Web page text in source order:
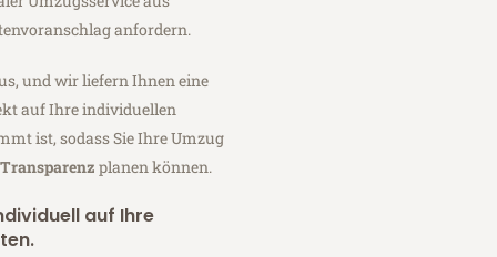
anfordern.
und wir liefern Ihnen eine
auf Ihre individuellen
ist, sodass Sie Ihre Umzug
planen können.
auf Ihre